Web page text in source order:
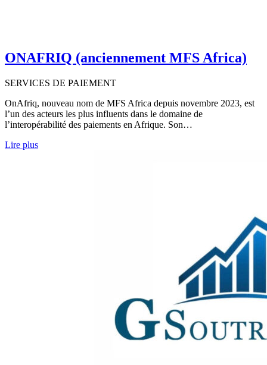
ONAFRIQ (anciennement MFS Africa)
SERVICES DE PAIEMENT
OnAfriq, nouveau nom de MFS Africa depuis novembre 2023, est
l’un des acteurs les plus influents dans le domaine de
l’interopérabilité des paiements en Afrique. Son…
Lire plus